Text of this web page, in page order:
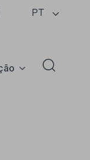
PT
Abrir